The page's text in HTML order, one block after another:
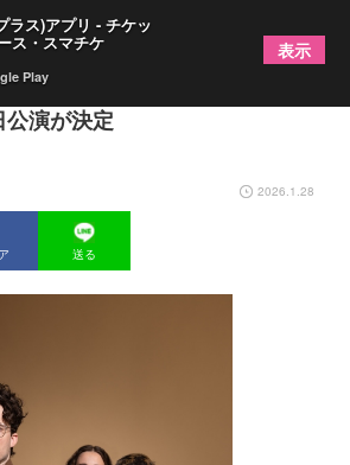
身の3人組、ネイション・オブ・
演が決定
2026.1.28
送る
ラス)アプリ - チケッ
ス・スマチケ
Play
表示